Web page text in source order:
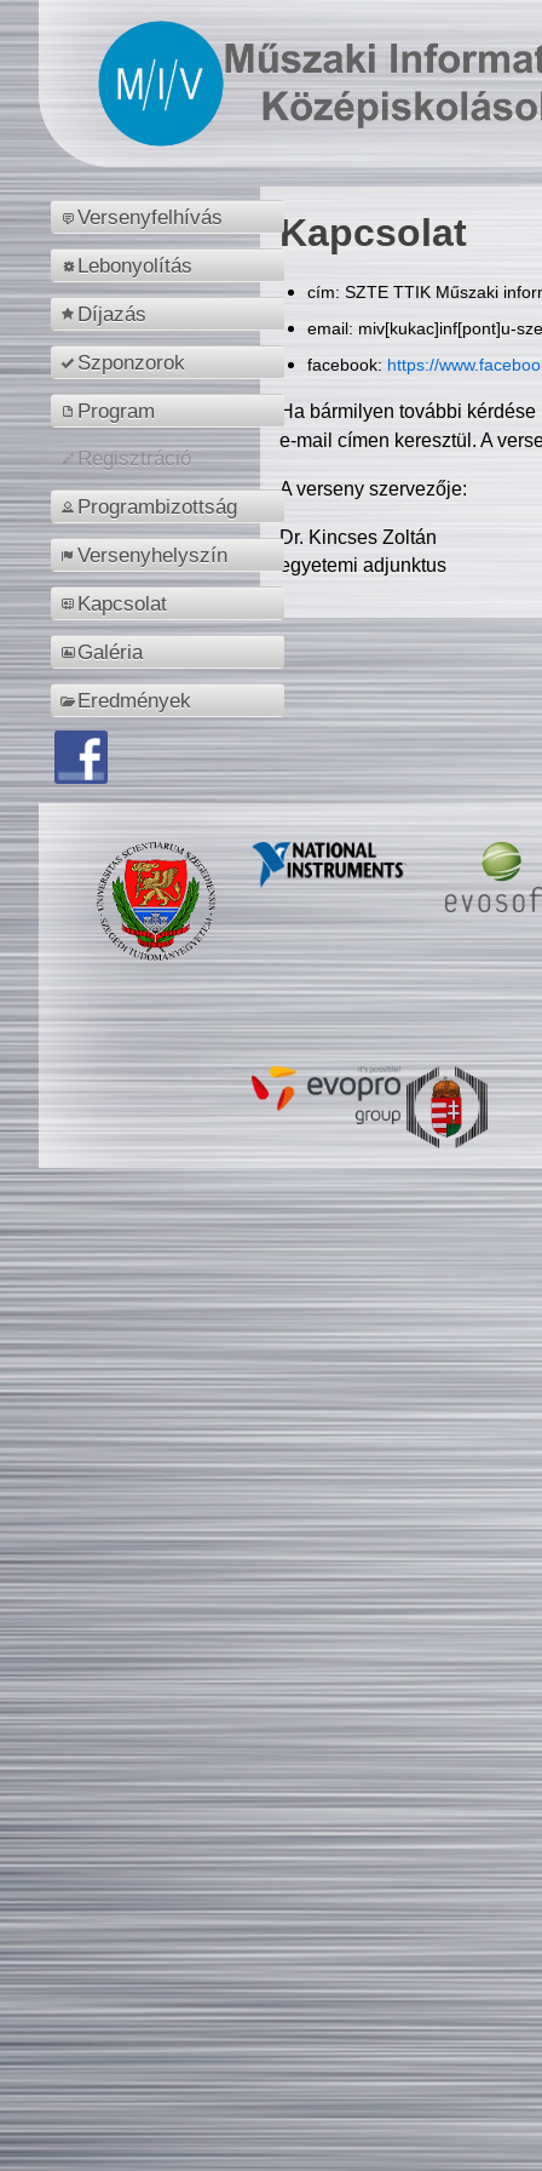
Versenyfelhívás
Lebonyolítás
Díjazás
Szponzorok
Program
Regisztráció
Programbizottság
Versenyhelyszín
Kapcsolat
Galéria
Eredmények
Kapcsolat
cím: SZTE TTIK Műszaki
email: miv[kukac]inf[pont]u-
facebook: https://
Ha bármilyen további
e-mail címen keresztül. A
A verseny szervezője:
Dr. Kincses Zoltán
egyetemi adjunktus